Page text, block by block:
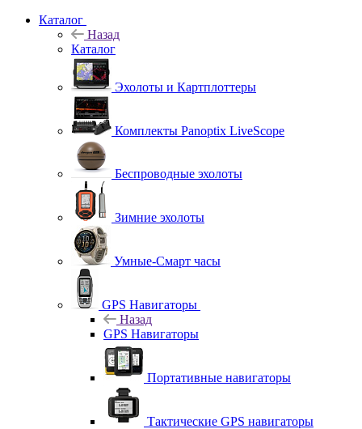
Каталог
Назад
Каталог
Эхолоты и Картплоттеры
Комплекты Panoptix LiveScope
Беспроводные эхолоты
Зимние эхолоты
Умные-Смарт часы
GPS Навигаторы
Назад
GPS Навигаторы
Портативные навигаторы
Тактические GPS навигаторы